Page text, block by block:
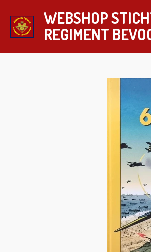
direct
naar
hoofdinhoud
WEBSHOP
REGIMENT